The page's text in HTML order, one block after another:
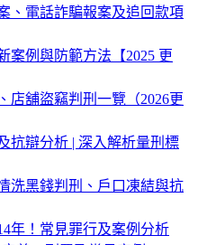
、電話詐騙報案及追回款項
案例與防範方法【2025 更
店舖盜竊判刑一覽（2026更
抗辯分析 | 深入解析量刑標
洗黑錢判刑、戶口凍結與抗
年！常見罪行及案例分析